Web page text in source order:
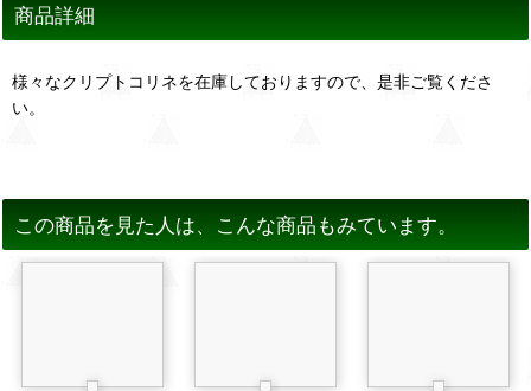
商品詳細
様々なクリプトコリネを在庫しておりますので、是非ご覧くださ
い。
この商品を見た人は、こんな商品もみています。